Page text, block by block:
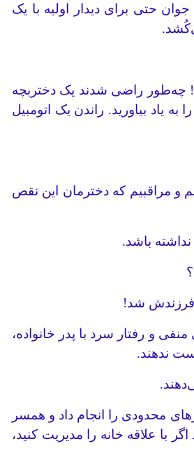
حتی برای دیدار اولیه با یک
چه‌طور راضی شدند یک دختربچه
بیاورید. راندن یک اتومبیل
و مراقبیم که دخترمان این نقص
باشد.
فرزندش شد!
و رفتار سرد با پدر خانواده،
ندهند.
محدودی را انجام داد و همسر
با علاقه خانه را مدیریت کنید،